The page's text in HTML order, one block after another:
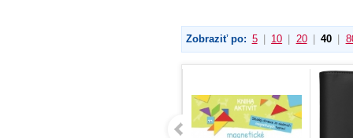
Zobraziť po: 5 10 20 40